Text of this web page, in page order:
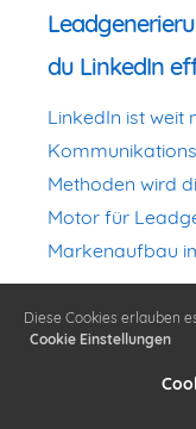
du LinkedIn
LinkedIn ist weit
Methoden wird
Motor für
Markenaufbau
dir als
Kontakte zu
bei relevanten
Diese Cookies erlauben
Cookie Einstellungen